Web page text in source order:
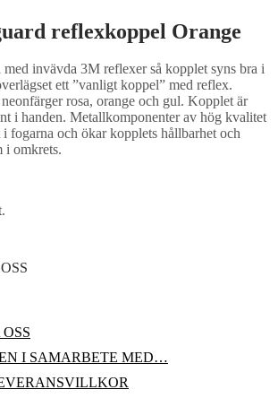
reflexkoppel Orange
invävda 3M reflexer så kopplet syns bra i
ett ”vanligt koppel” med reflex.
rosa, orange och gul. Kopplet är
i handen. Metallkomponenter av hög kvalitet
i fogarna och ökar kopplets hållbarhet och
i omkrets.
I SAMARBETE MED…